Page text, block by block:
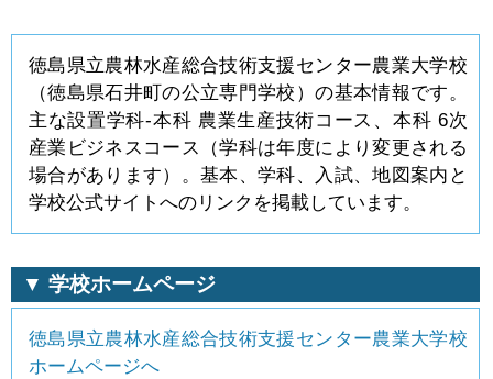
徳島県立農林水産総合技術支援センター農業大学校
（徳島県石井町の公立専門学校）の基本情報です。
主な設置学科-本科 農業生産技術コース、本科 6次
産業ビジネスコース（学科は年度により変更される
場合があります）。基本、学科、入試、地図案内と
学校公式サイトへのリンクを掲載しています。
▼ 学校ホームページ
徳島県立農林水産総合技術支援センター農業大学校
ホームページへ